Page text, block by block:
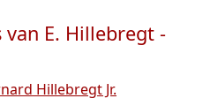
E. Hillebregt -
Hillebregt Jr.